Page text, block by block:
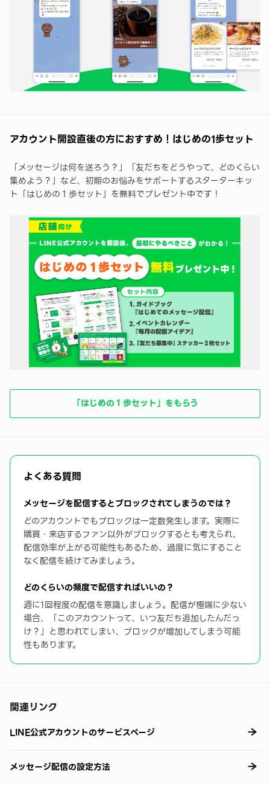
アカウント開設直後の方におすすめ！はじめの1歩セット
「メッセージは何を送ろう？」「友だちをどうやって、どのくらい
集めよう？」など、初期のお悩みをサポートするスターターキッ
ト「はじめの１歩セット」を無料でプレゼント中です！
「はじめの１歩セット」をもらう
よくある質問
メッセージを配信するとブロックされてしまうのでは？
どのアカウントでもブロックは一定数発生します。実際に
購買・来店するファン以外がブロックするとも考えられ、
配信効率が上がる可能性もあるため、過度に気にすること
なく配信を続けてみましょう。
どのくらいの頻度で配信すればいいの？
週に1回程度の配信を意識しましょう。配信が極端に少ない
場合、「このアカウントって、いつ友だち追加したんだっ
け？」と思われてしまい、ブロックが増加してしまう可能
性もあります。
関連リンク
LINE公式アカウントのサービスページ
メッセージ配信の設定方法